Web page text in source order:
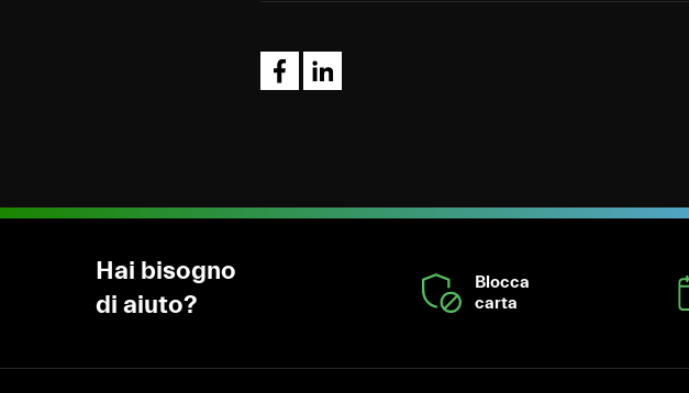
Hai bisogno
di aiuto?
Blocca
carta